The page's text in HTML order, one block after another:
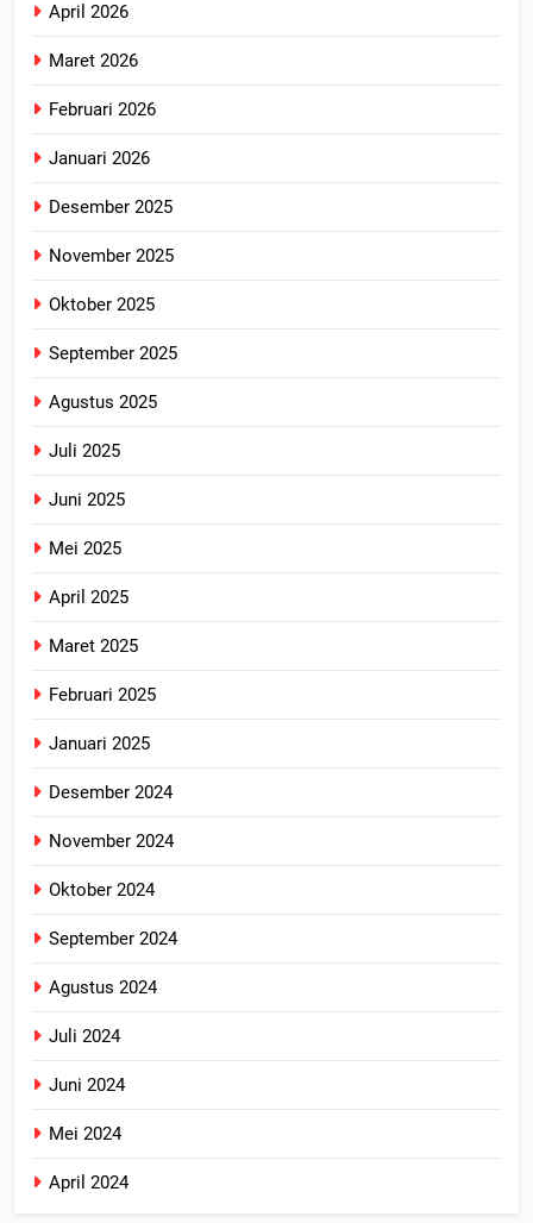
April 2026
Maret 2026
Februari 2026
Januari 2026
Desember 2025
November 2025
Oktober 2025
September 2025
Agustus 2025
Juli 2025
Juni 2025
Mei 2025
April 2025
Maret 2025
Februari 2025
Januari 2025
Desember 2024
November 2024
Oktober 2024
September 2024
Agustus 2024
Juli 2024
Juni 2024
Mei 2024
April 2024